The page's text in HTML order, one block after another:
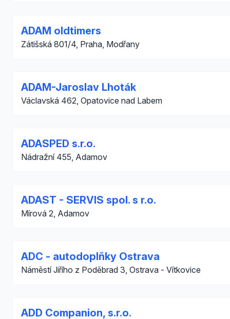
ADAM oldtimers
Zátišská 801/4, Praha, Modřany
ADAM-Jaroslav Lhoták
Václavská 462, Opatovice nad Labem
ADASPED s.r.o.
Nádražní 455, Adamov
ADAST - SERVIS spol. s r.o.
Mírová 2, Adamov
ADC - autodoplňky Ostrava
Náměstí Jiřího z Poděbrad 3, Ostrava - Vítkovice
ADD Companion, s.r.o.